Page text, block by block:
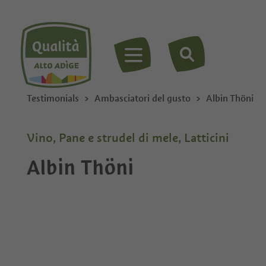
MENU
Testimonials Ambasciatori del gusto Albin Thöni
Vino, Pane e strudel di mele, Latticini
Albin Thöni